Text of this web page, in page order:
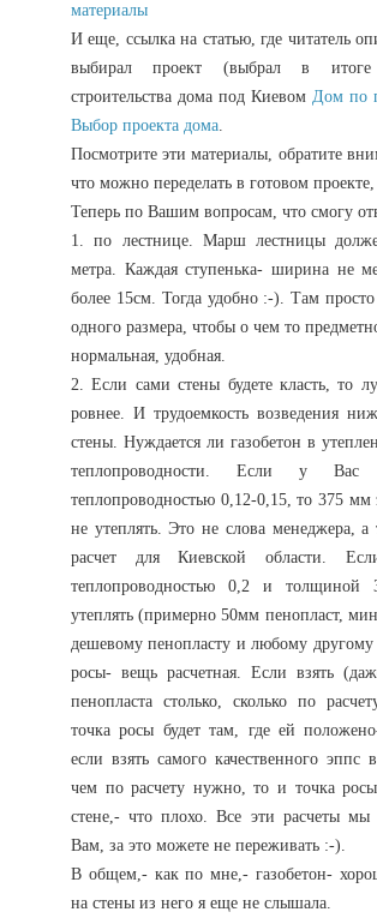
материалы
И еще, ссылка на статью, где читатель
выбирал проект (выбрал в
строительства дома под Киевом Дом по
Выбор проекта дома.
Посмотрите эти материалы, обратите
что можно переделать в готовом
Теперь по Вашим вопросам, что смогу
1. по лестнице. Марш лестницы
метра. Каждая ступенька- ширина не
более 15см. Тогда удобно :-). Там
одного размера, чтобы о чем то
нормальная, удобная.
2. Если сами стены будете класть, то
ровнее. И трудоемкость возведения
стены. Нуждается ли газобетон в
теплопроводности. Если у
теплопроводностью 0,12-0,15, то 375 мм
не утеплять. Это не слова менеджера, а
расчет для Киевской области.
теплопроводностью 0,2 и
утеплять (примерно 50мм пенопласт,
дешевому пенопласту и любому другому
росы- вещь расчетная. Если взять
пенопласта столько, сколько по
точка росы будет там, где ей
если взять самого качественного эппс
чем по расчету нужно, то и точка
стене,- что плохо. Все эти расчеты мы
Вам, за это можете не переживать :-).
В общем,- как по мне,- газобетон-
на стены из него я еще не слышала.